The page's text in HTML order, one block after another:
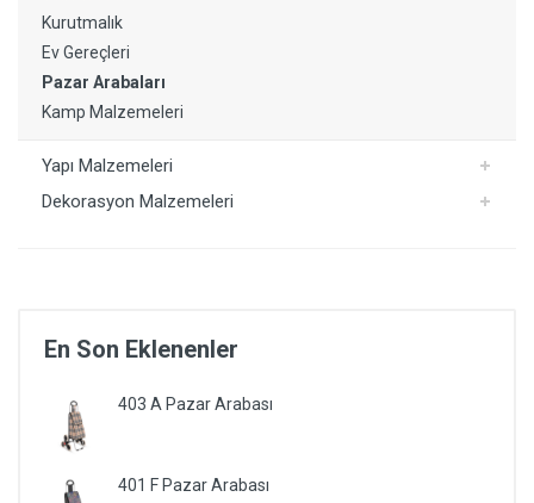
Kurutmalık
Ev Gereçleri
Pazar Arabaları
Kamp Malzemeleri
Yapı Malzemeleri
Dekorasyon Malzemeleri
En Son Eklenenler
403 A Pazar Arabası
401 F Pazar Arabası